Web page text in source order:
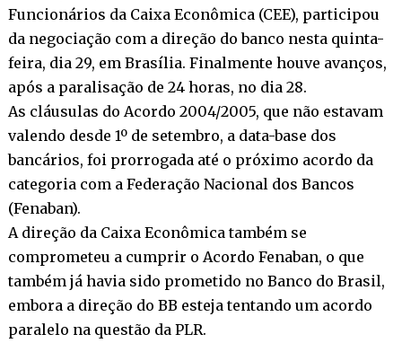
Funcionários da Caixa Econômica (CEE), participou
da negociação com a direção do banco nesta quinta-
feira, dia 29, em Brasília. Finalmente houve avanços,
após a paralisação de 24 horas, no dia 28.
As cláusulas do Acordo 2004/2005, que não estavam
valendo desde 1º de setembro, a data-base dos
bancários, foi prorrogada até o próximo acordo da
categoria com a Federação Nacional dos Bancos
(Fenaban).
A direção da Caixa Econômica também se
comprometeu a cumprir o Acordo Fenaban, o que
também já havia sido prometido no Banco do Brasil,
embora a direção do BB esteja tentando um acordo
paralelo na questão da PLR.